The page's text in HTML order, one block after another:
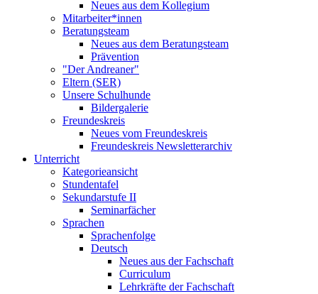
Neues aus dem Kollegium
Mitarbeiter*innen
Beratungsteam
Neues aus dem Beratungsteam
Prävention
"Der Andreaner"
Eltern (SER)
Unsere Schulhunde
Bildergalerie
Freundeskreis
Neues vom Freundeskreis
Freundeskreis Newsletterarchiv
Unterricht
Kategorieansicht
Stundentafel
Sekundarstufe II
Seminarfächer
Sprachen
Sprachenfolge
Deutsch
Neues aus der Fachschaft
Curriculum
Lehrkräfte der Fachschaft